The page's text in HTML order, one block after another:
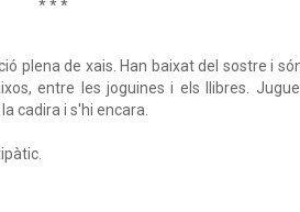
* * *
plena de xais. Han baixat del sostre i
entre les joguines i els llibres.
cadira i s'hi encara.